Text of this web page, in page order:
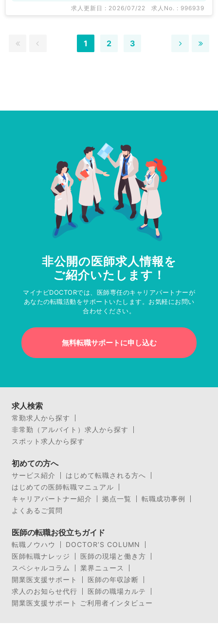
求人更新日 : 2026/07/22 求人No. : 996939
1 2 3
非公開の医師求人情報を
ご紹介いたします！
マイナビDOCTORでは、医師専任のキャリアパートナーが
あなたの転職活動をサポートいたします。お気軽にお問い
合わせください。
無料転職サポートに申し込む
求人検索
常勤求人から探す
非常勤（アルバイト）求人から探す
スポット求人から探す
初めての方へ
サービス紹介
はじめて転職される方へ
はじめての医師転職マニュアル
キャリアパートナー紹介
拠点一覧
転職成功事例
よくあるご質問
医師の転職お役立ちガイド
転職ノウハウ
DOCTOR’S COLUMN
医師転職ナレッジ
医師の現場と働き方
スペシャルコラム
業界ニュース
開業医支援サポート
医師の年収診断
求人のお知らせ代行
医師の職場カルテ
開業医支援サポート ご利用者インタビュー